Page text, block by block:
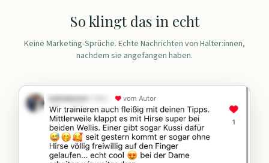
So klingt das in echt
Keine Marketing-Sprüche. Echte Nachrichten von Halter:innen,
nachdem sie angefangen haben.